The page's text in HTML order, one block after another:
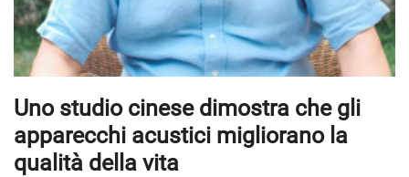
Uno studio cinese dimostra che gli
apparecchi acustici migliorano la
qualità della vita